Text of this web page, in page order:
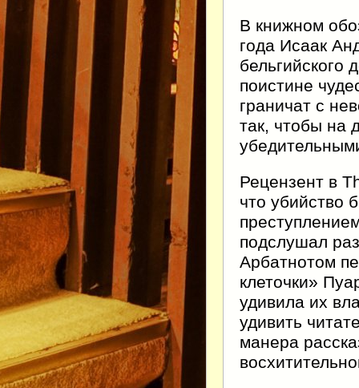
В книжном
года Исаак
бельгийского
поистине
граничат с
так, чтобы на
Рецензент в
что убийство
подслушал
Арбатнотом
клеточки»
удивила их
удивить
манера